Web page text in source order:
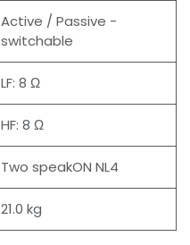
Active / Passive -
switchable
LF: 8 Ω
HF: 8 Ω
Two speakON NL4
21.0 kg